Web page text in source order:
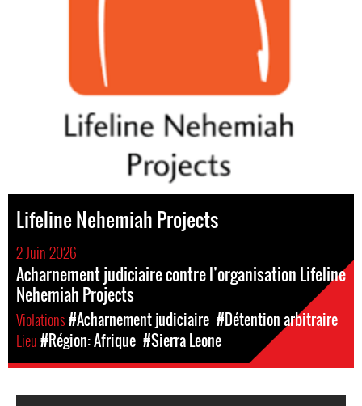
Lifeline Nehemiah Projects
2 Juin 2026
Acharnement judiciaire contre l’organisation Lifeline
Nehemiah Projects
Violations#Acharnement judiciaire #Détention arbitraire
Lieu#Région: Afrique #Sierra Leone